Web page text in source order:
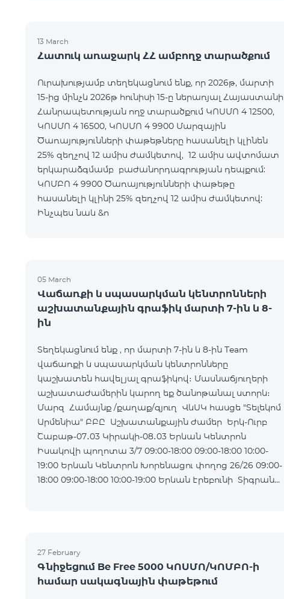
13 March
Հատուկ առաջարկ ՀՀ ամբողջ տարածքում
Ուրախությամբ տեղեկացնում ենք, որ 2026թ, մարտի
15-ից մինչև 2026թ հունիսի 15-ը ներառյալ Հայաստանի
Հանրապետության ողջ տարածքում ԿՈՍՄՈ 4 12500,
ԿՈՍՄՈ 4 16500, ԿՈՍՄՈ 4 9900 Մարզային
Ծառայությունների փաթեթները հասանելի կլինեն
25% զեղչով 12 ամիս ժամկետով, 12 ամիս ավտոմատ
երկարաձգմամբ բաժանորդագրության դեպքում:
ԿՈՄԲՈ 4 9900 Ծառայությունների փաթեթը
հասանելի կլինի 25% զեղչով 12 ամիս ժամկետով:
Ինչպես նաև &n
05 March
Վաճառքի և սպասարկման կենտրոնների
աշխատանքային գրաֆիկ մարտի 7-ին և 8-
ին
Տեղեկացնում ենք , որ մարտի 7-ին և 8-ին Team
վաճառքի և սպասարկման կենտրոնները
կաշխատեն հավելյալ գրաֆիկով։ Մասնաճյուղերի
աշխատաժամերին կարող եք ծանոթանալ ստորև։
Մարզ Համայնք /քաղաք/գյուղ ՎևՍԿ հասցե "Տելեկոմ
Արմենիա" ԲԲԸ Աշխատանքային ժամեր Երկ-Ուրբ
Շաբաթ-07․03 Կիրակի-08․03 Երևան Կենտրոն
Իսակովի պողոտա 3/7 09:00-18:00 09:00-18:00 10:00-
19:00 Երևան Կենտրոն Խորենացու փողոց 26/26 09:00-
18:00 09:00-18:00 10:00-19:00 Երևան Էրեբունի Տիգրան
27 February
Գնիջեցում Be Free 5000 ԿՈՍՄՈ/ԿՈՄԲՈ-ի
համար սակագնային փաթեթում